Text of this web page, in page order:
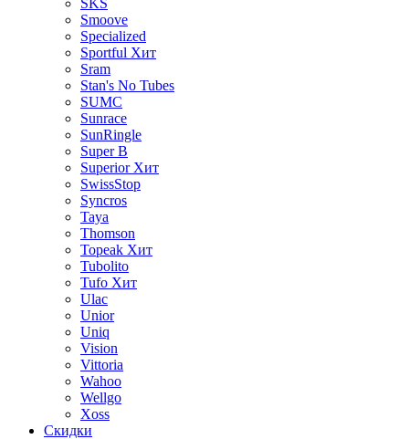
SKS
Smoove
Specialized
Sportful Хит
Sram
Stan's No Tubes
SUMC
Sunrace
SunRingle
Super B
Superior Хит
SwissStop
Syncros
Taya
Thomson
Topeak Хит
Tubolito
Tufo Хит
Ulac
Unior
Uniq
Vision
Vittoria
Wahoo
Wellgo
Xoss
Скидки